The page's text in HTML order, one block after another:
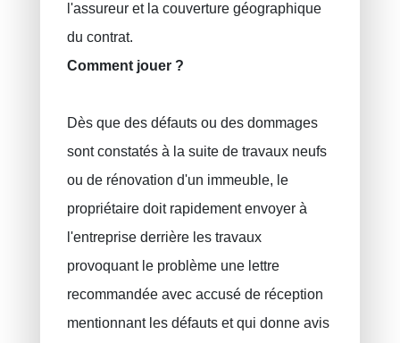
l'assureur et la couverture géographique
du contrat.
Comment jouer ?
Dès que des défauts ou des dommages
sont constatés à la suite de travaux neufs
ou de rénovation d'un immeuble, le
propriétaire doit rapidement envoyer à
l'entreprise derrière les travaux
provoquant le problème une lettre
recommandée avec accusé de réception
mentionnant les défauts et qui donne avis